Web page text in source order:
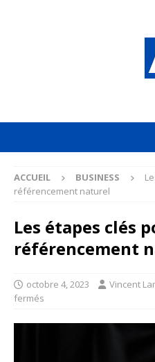
ACCUEIL BUSINESS
référencement naturel
Les étapes clés
référencement
octobre 4, 2023 Vincent
fermés